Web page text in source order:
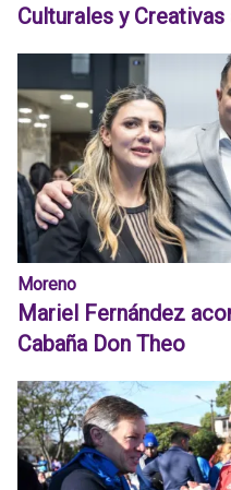
Culturales y
Moreno
Mariel Fernández
Cabaña Don Theo